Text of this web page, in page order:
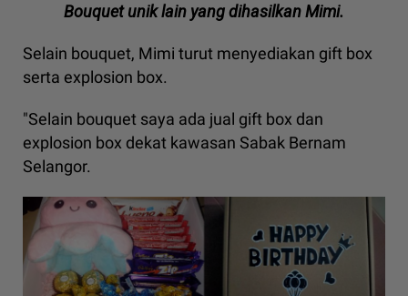
Bouquet unik lain yang dihasilkan Mimi.
Selain bouquet, Mimi turut menyediakan gift box
serta explosion box.
"Selain bouquet saya ada jual gift box dan
explosion box dekat kawasan Sabak Bernam
Selangor.